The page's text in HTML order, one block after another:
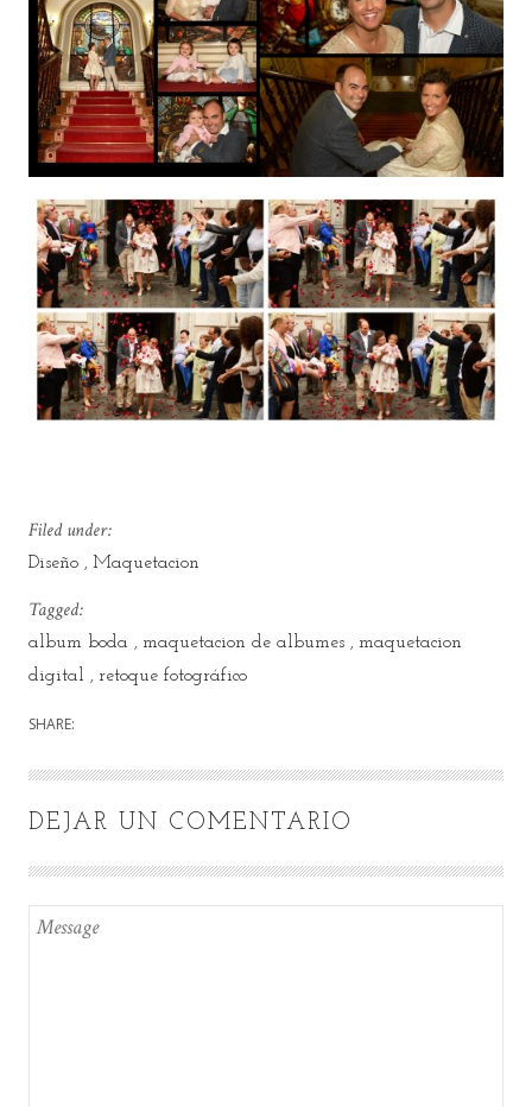
Filed under:
Diseño Maquetacion
Tagged:
album boda maquetacion de albumes
maquetacion
digital
retoque fotográfico
SHARE:
DEJAR UN COMENTARIO